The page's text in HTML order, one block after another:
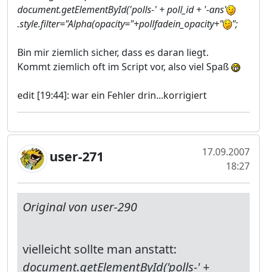
document.getElementById('polls-' + poll_id + '-ans'
.style.filter="Alpha(opacity="+pollfadein_opacity+"
";
Bin mir ziemlich sicher, dass es daran liegt.
Kommt ziemlich oft im Script vor, also viel Spaß
edit [19:44]: war ein Fehler drin...korrigiert
user-271
17.09.2007
18:27
Original von user-290
vielleicht sollte man anstatt:
document.getElementById('polls-' +